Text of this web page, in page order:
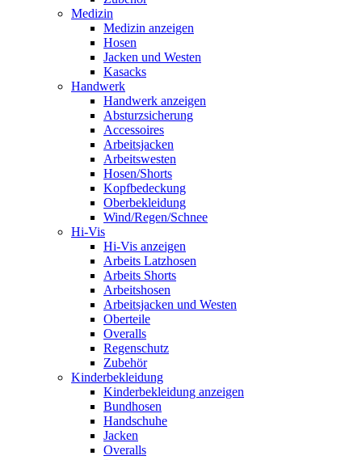
Medizin
Medizin anzeigen
Hosen
Jacken und Westen
Kasacks
Handwerk
Handwerk anzeigen
Absturzsicherung
Accessoires
Arbeitsjacken
Arbeitswesten
Hosen/Shorts
Kopfbedeckung
Oberbekleidung
Wind/Regen/Schnee
Hi-Vis
Hi-Vis anzeigen
Arbeits Latzhosen
Arbeits Shorts
Arbeitshosen
Arbeitsjacken und Westen
Oberteile
Overalls
Regenschutz
Zubehör
Kinderbekleidung
Kinderbekleidung anzeigen
Bundhosen
Handschuhe
Jacken
Overalls